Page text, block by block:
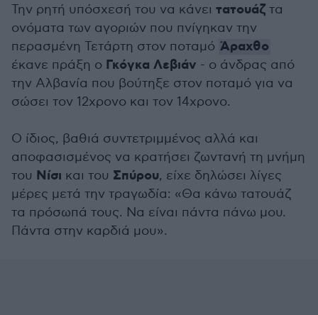
Την ρητή υπόσχεσή του να κάνει τατουάζ τα
ονόματα των αγοριών που πνίγηκαν την
περασμένη Τετάρτη στον ποταμό Άραχθο
έκανε πράξη ο Γκόγκα Λεβιάν - ο άνδρας από
την Αλβανία που βούτηξε στον ποταμό για να
σώσει τον 12χρονο και τον 14χρονο.
Ο ίδιος, βαθιά συντετριμμένος αλλά και
αποφασισμένος να κρατήσει ζωντανή τη μνήμη
του Νίσι και του Σπύρου, είχε δηλώσει λίγες
μέρες μετά την τραγωδία: «Θα κάνω τατουάζ
τα πρόσωπά τους. Να είναι πάντα πάνω μου.
Πάντα στην καρδιά μου».